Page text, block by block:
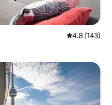
औसत रेटिंग 5 में
4.8 (143)